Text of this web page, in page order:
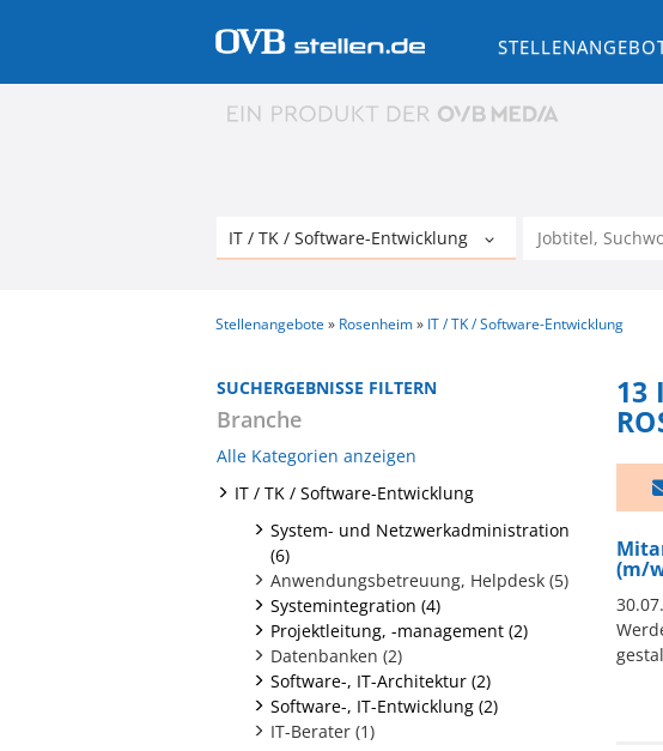
Stellenangebote Rosenheim IT / TK / Software-Entwicklung
SUCHERGEBNISSE FILTERN
Branche
Alle Kategorien anzeigen
IT / TK / Software-Entwicklung
System- und Netzwerkadministration
(6)
Anwendungsbetreuung, Helpdesk (5)
Systemintegration (4)
Projektleitung, -management (2)
Datenbanken (2)
Software-, IT-Architektur (2)
Software-, IT-Entwicklung (2)
IT-Berater (1)
13
(m/